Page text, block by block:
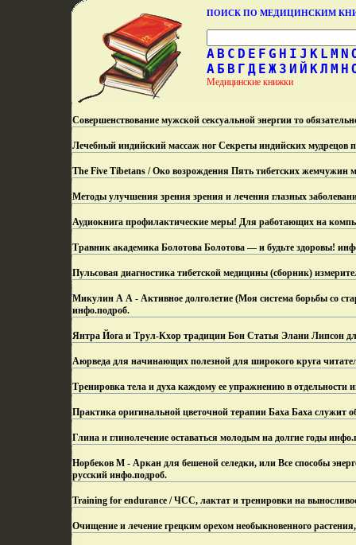
ПОИСК ПО МЕДИЦИНСКИМ
A B C D E F G H I J K L M N
А Б В Г Д Е Ж З И Й КЛ М Н
Медицинские книжки
Совершенствование мужской сексуальной энергии то
Лечебный индийский массаж ног Секреты индийских мудрецов
The Five Tibetans / Око возрождения Пять тибетских жемчужин
Методы улучшения зрения зрения и лечения глазных
Аудиокнига профилактические меры! Для работающих на
Травник академика Болотова Болотова — и будьте здоровы!
Пульсовая диагностика тибетской медицины (сборник)
Микулин А А - Активное долголетие (Моя система борьбы со
инфо.подроб.
Янтра Йога и Трул-Кхор традиции Бон Статья Элани Липсон
Аюрведа для начинающих полезной для широкого круга
Тренировка тела и духа каждому ее упражнению в отдельности
Практика оригинальной цветочной терапии Баха Баха служит
Глина и глинолечение оставаться молодым на долгие годы инфо.
Норбеков М - Аркан для бешеной селедки, или Все способы
русский инфо.подроб.
Training for endurance / ЧСС, лактат и тренировки на
Очищение и лечение грецким орехом необыкновенного